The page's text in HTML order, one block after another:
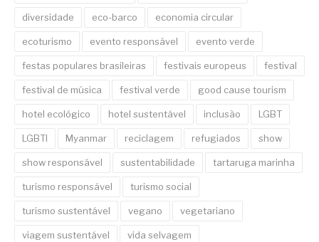
diversidade eco-barco economia circular
ecoturismo evento responsável evento verde
festas populares brasileiras festivais europeus festival
festival de música festival verde good cause tourism
hotel ecológico hotel sustentável inclusão LGBT
LGBTI Myanmar reciclagem refugiados show
show responsável sustentabilidade tartaruga marinha
turismo responsável turismo social
turismo sustentável vegano vegetariano
viagem sustentável vida selvagem